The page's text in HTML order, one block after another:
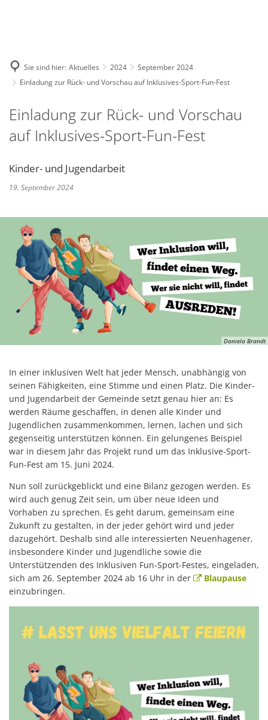
Sie sind hier: Aktuelles 2024
September 2024
Einladung zur Rück- und Vorschau auf Inklusives-Sport-Fun-Fest
Einladung zur Rück- und Vorschau
auf Inklusives-Sport-Fun-Fest
Kinder- und Jugendarbeit
19. September 2024
Daniela Brandt
In einer inklusiven Welt hat jeder Mensch, unabhängig von
seinen Fähigkeiten, eine Stimme und einen Platz. Die Kinder-
und Jugendarbeit der Gemeinde setzt genau hier an: Es
werden Räume geschaffen, in denen alle Kinder und
Jugendlichen zusammenkommen, lernen, lachen und sich
gegenseitig unterstützen können. Ein gelungenes Beispiel
war in diesem Jahr das Projekt rund um das Inklusive-Sport-
Fun-Fest am 15. Juni 2024.
Nun soll zurückgeblickt und eine Bilanz gezogen werden. Es
wird auch genug Zeit sein, um über neue Ideen und
Vorhaben zu sprechen. Es geht darum, gemeinsam eine
Zukunft zu gestalten, in der jeder gehört wird und jeder
dazugehört. Deshalb sind alle interessierten Neuenhagener,
insbesondere Kinder und Jugendliche sowie die
Unterstützenden des Inklusiven Fun-Sport-Festes, eingeladen,
sich am 26. September 2024 ab 16 Uhr in der
Blaupause
einzubringen.